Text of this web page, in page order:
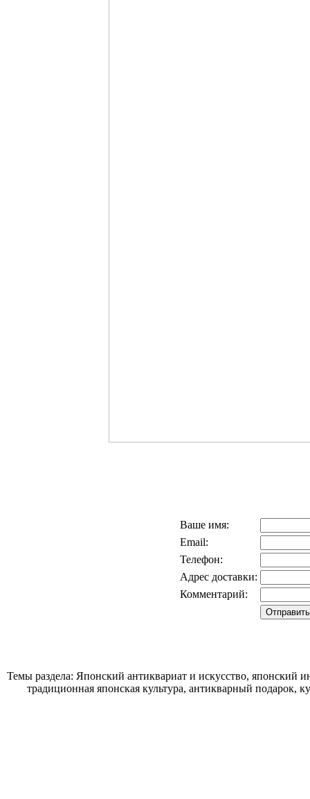
Ваше имя:
Email:
Телефон:
Адрес доставки:
Комментарий:
Темы раздела: Японский антиквариат и искусство, японский
традиционная японская культура, антикварный подарок,